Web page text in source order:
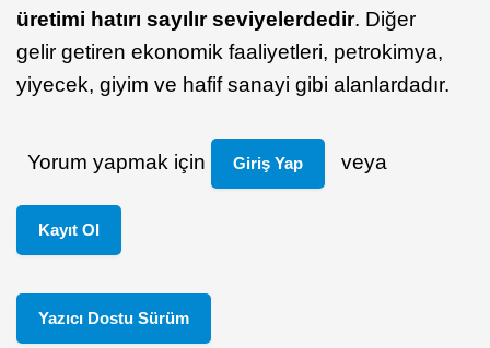
üretimi hatırı sayılır seviyelerdedir. Diğer
gelir getiren ekonomik faaliyetleri, petrokimya,
yiyecek, giyim ve hafif sanayi gibi alanlardadır.
Yorum yapmak için Giriş Yap veya
Kayıt Ol
Yazıcı Dostu Sürüm